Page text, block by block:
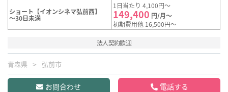
ショート【イオンシネマ弘前西】
～30日未満
1日当たり 4,100円～
149,400 円/月～
初期費用他 16,500円～
法人契約歓迎
青森県 弘前市
お問合わせ 電話する